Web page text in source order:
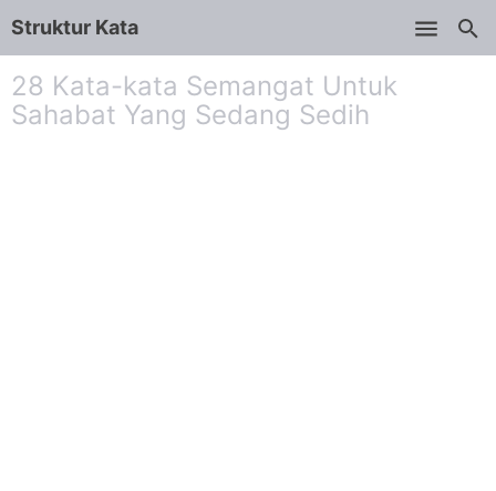
Struktur Kata
28 Kata-kata Semangat Untuk
Sahabat Yang Sedang Sedih